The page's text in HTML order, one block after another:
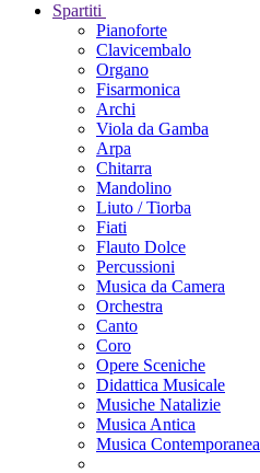
Spartiti
Pianoforte
Clavicembalo
Organo
Fisarmonica
Archi
Viola da Gamba
Arpa
Chitarra
Mandolino
Liuto / Tiorba
Fiati
Flauto Dolce
Percussioni
Musica da Camera
Orchestra
Canto
Coro
Opere Sceniche
Didattica Musicale
Musiche Natalizie
Musica Antica
Musica Contemporanea